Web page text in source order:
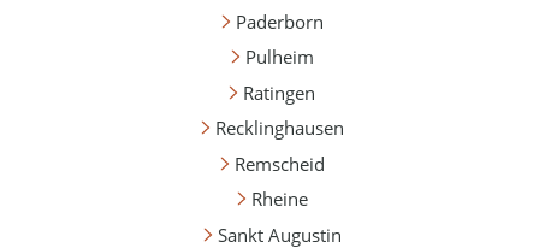
Paderborn
Pulheim
Ratingen
Recklinghausen
Remscheid
Rheine
Sankt Augustin